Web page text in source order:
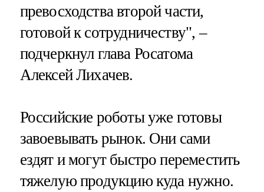
превосходства второй части,
готовой к сотрудничеству", –
подчеркнул глава Росатома
Алексей Лихачев.
Российские роботы уже готовы
завоевывать рынок. Они сами
ездят и могут быстро переместить
тяжелую продукцию куда нужно.